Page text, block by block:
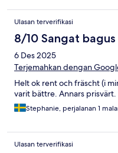
Ulasan terverifikasi
8/10 Sangat bagus
6 Des 2025
Terjemahkan dengan
Helt ok rent och fräscht (i
varit bättre. Annars prisvärt.
Stephanie, perjalanan 1
Ulasan terverifikasi